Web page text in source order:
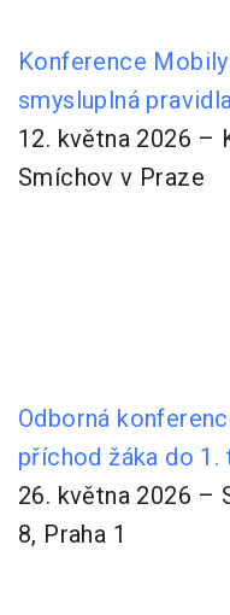
Konference
smysluplná
12. května 2026 –
Smíchov v Praze
Odborná
příchod žáka do 1.
26. května 2026 –
8, Praha 1